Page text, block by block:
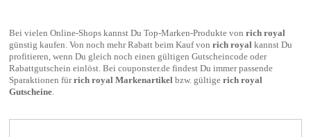
Bei vielen Online-Shops kannst Du Top-Marken-Produkte von rich royal
günstig kaufen. Von noch mehr Rabatt beim Kauf von rich royalkannst Du
profitieren, wenn Du gleich noch einen gültigen Gutscheincode oder
Rabattgutschein einlöst. Bei couponster.de findest Du immer passende
Sparaktionen fürrich royal Markenartikelbzw. gültige rich royal
Gutscheine.